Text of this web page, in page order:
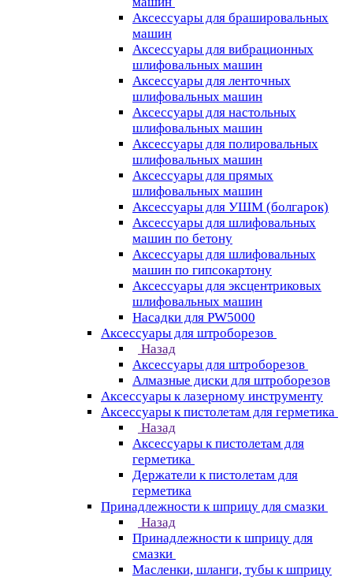
Аксессуары для брашировальных
машин
Аксессуары для вибрационных
шлифовальных машин
Аксессуары для ленточных
шлифовальных машин
Аксессуары для настольных
шлифовальных машин
Аксессуары для полировальных
шлифовальных машин
Аксессуары для прямых
шлифовальных машин
Аксессуары для УШМ (болгарок)
Аксессуары для шлифовальных
машин по бетону
Аксессуары для шлифовальных
машин по гипсокартону
Аксессуары для эксцентриковых
шлифовальных машин
Насадки для PW5000
Аксессуары для штроборезов
Назад
Аксессуары для штроборезов
Алмазные диски для штроборезов
Аксессуары к лазерному инструменту
Аксессуары к пистолетам для герметика
Назад
Аксессуары к пистолетам для
герметика
Держатели к пистолетам для
герметика
Принадлежности к шприцу для смазки
Назад
Принадлежности к шприцу для
смазки
Масленки, шланги, тубы к шприцу